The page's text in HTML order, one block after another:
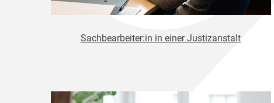
Sachbearbeiter:in in einer Justizanstalt